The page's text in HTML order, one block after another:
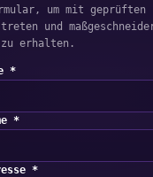
um mit geprüften
und
erhalten.
*
*
*